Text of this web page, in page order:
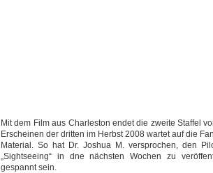
Mit dem Film aus Charleston endet die zweite Staffel
Erscheinen der dritten im Herbst 2008 wartet auf die
Material. So hat Dr. Joshua M. versprochen, den
„Sightseeing“ in dne nächsten Wochen zu
gespannt sein.